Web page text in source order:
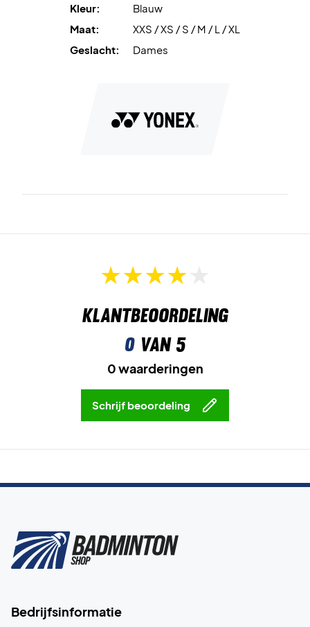
Kleur:
Blauw
Maat:
XXS / XS / S / M / L / XL
Geslacht:
Dames
Klantbeoordeling
0van 5
0 waarderingen
Schrijf beoordeling
Bedrijfsinformatie